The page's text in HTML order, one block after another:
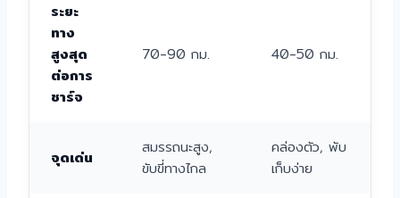
ระยะ
ทาง
สูงสุด
ต่อการ
ชาร์จ
70-90 กม. 40-50 กม.
จุดเด่น
สมรรถนะสูง,
ขับขี่ทางไกล
คล่องตัว, พับ
เก็บง่าย